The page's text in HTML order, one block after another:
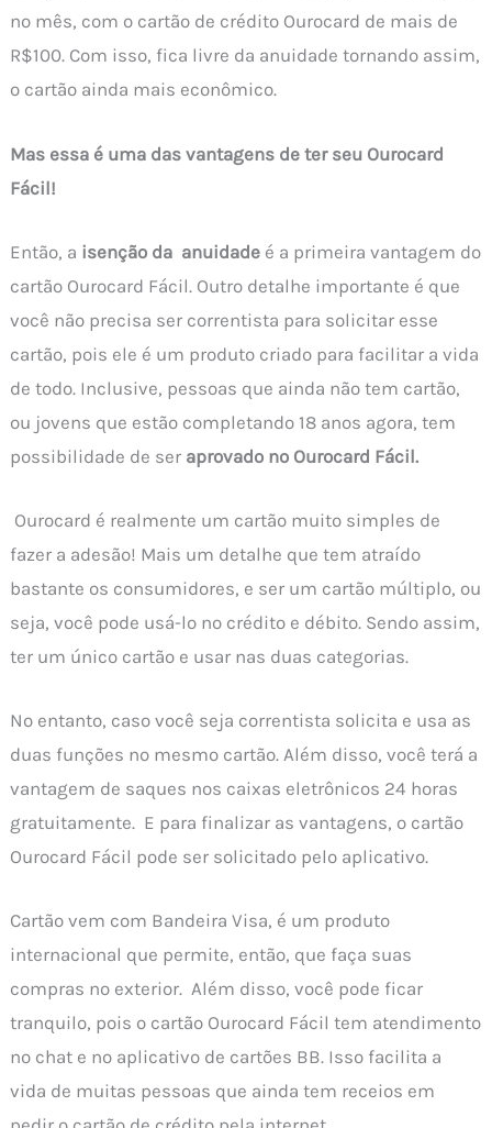
no mês, com o cartão de crédito Ourocard de mais de
R$100. Com isso, fica livre da anuidade tornando assim,
o cartão ainda mais econômico.
Mas essa é uma das vantagens de ter seu Ourocard
Fácil!
Então, a isenção da anuidade é a primeira vantagem do
cartão Ourocard Fácil. Outro detalhe importante é que
você não precisa ser correntista para solicitar esse
cartão, pois ele é um produto criado para facilitar a vida
de todo. Inclusive, pessoas que ainda não tem cartão,
ou jovens que estão completando 18 anos agora, tem
possibilidade de ser aprovado no Ourocard Fácil.
Ourocard é realmente um cartão muito simples de
fazer a adesão! Mais um detalhe que tem atraído
bastante os consumidores, e ser um cartão múltiplo, ou
seja, você pode usá-lo no crédito e débito. Sendo assim,
ter um único cartão e usar nas duas categorias.
No entanto, caso você seja correntista solicita e usa as
duas funções no mesmo cartão. Além disso, você terá a
vantagem de saques nos caixas eletrônicos 24 horas
gratuitamente. E para finalizar as vantagens, o cartão
Ourocard Fácil pode ser solicitado pelo aplicativo.
Cartão vem com Bandeira Visa, é um produto
internacional que permite, então, que faça suas
compras no exterior. Além disso, você pode ficar
tranquilo, pois o cartão Ourocard Fácil tem atendimento
no chat e no aplicativo de cartões BB. Isso facilita a
vida de muitas pessoas que ainda tem receios em